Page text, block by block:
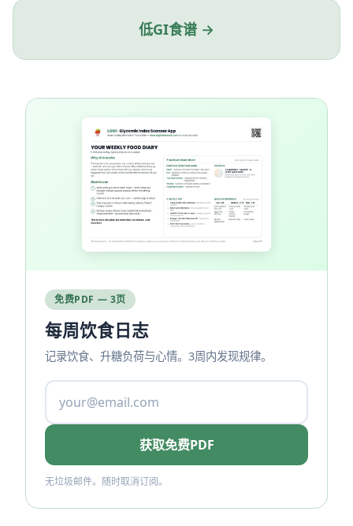
低GI食谱 →
免费PDF — 3页
每周饮食日志
记录饮食、升糖负荷与心情。3周内发现规律。
获取免费PDF
无垃圾邮件。随时取消订阅。